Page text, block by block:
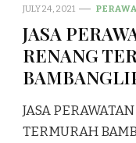
JULY 24, 2021
JASA
RENANG
JASA
TERMURAH